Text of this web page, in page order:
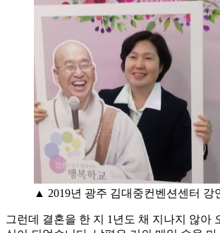
▲ 2019년 광주 김대중컨벤션센터 강
그런데 결혼을 한 지 1년도 채 지나지 않아